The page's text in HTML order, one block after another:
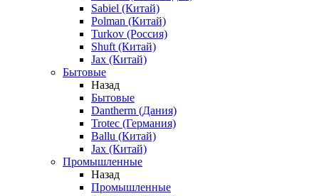
Sabiel (Китай)
Polman (Китай)
Turkov (Россия)
Shuft (Китай)
Jax (Китай)
Бытовые
Назад
Бытовые
Dantherm (Дания)
Trotec (Германия)
Ballu (Китай)
Jax (Китай)
Промышленные
Назад
Промышленные